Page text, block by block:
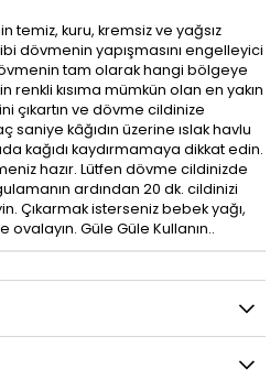
temiz, kuru, kremsiz ve yağsız
dövmenin yapışmasını engelleyici
tam olarak hangi bölgeye
renkli kısıma mümkün olan en yakın
çıkartın ve dövme cildinize
saniye kâğıdın üzerine ıslak havlu
kağıdı kaydırmamaya dikkat edin.
hazır. Lütfen dövme cildinizde
ardından 20 dk. cildinizi
Çıkarmak isterseniz bebek yağı,
ovalayın. Güle Güle Kullanın..